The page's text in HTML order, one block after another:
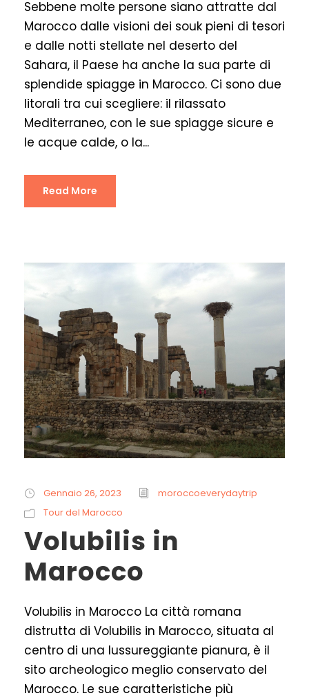
Sebbene molte persone siano attratte dal
Marocco dalle visioni dei souk pieni di tesori
e dalle notti stellate nel deserto del
Sahara, il Paese ha anche la sua parte di
splendide spiagge in Marocco. Ci sono due
litorali tra cui scegliere: il rilassato
Mediterraneo, con le sue spiagge sicure e
le acque calde, o la...
Read More
Gennaio 26, 2023
moroccoeverydaytrip
Tour del Marocco
Volubilis in
Marocco
Volubilis in Marocco La città romana
distrutta di Volubilis in Marocco, situata al
centro di una lussureggiante pianura, è il
sito archeologico meglio conservato del
Marocco. Le sue caratteristiche più